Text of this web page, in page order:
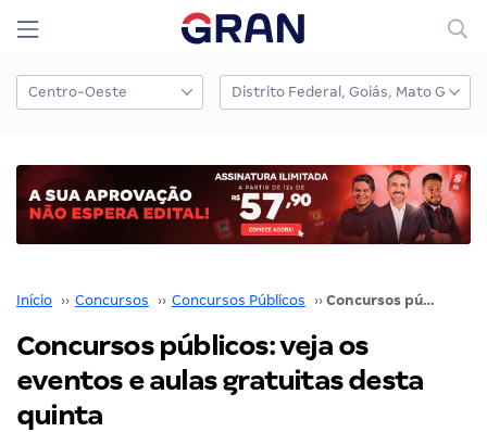
Início ›› Concursos ›› Concursos Públicos ›› Concursos públicos: veja os eventos e aulas gratuitas desta quinta
Concursos públicos: veja os
eventos e aulas gratuitas desta
quinta